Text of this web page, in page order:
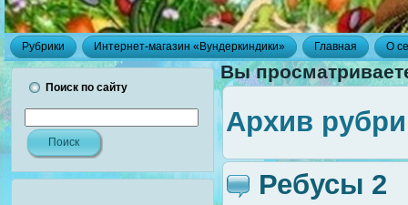
Рубрики Интернет-магазин «Вундеркиндики» Главная О
Поиск по сайту
Вы
Архив
Ребусы 2